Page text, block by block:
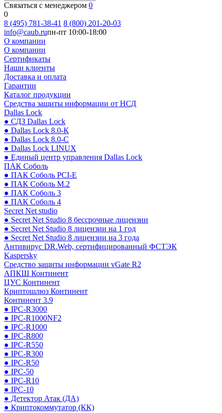
Связаться с менеджером 0
0
8 (495) 781-38-41 8 (800) 201-20-03
info@caub.ruпн-пт 10:00-18:00
О компании
О компании
Сертификаты
Наши клиенты
Доставка и оплата
Гарантии
Каталог продукции
Средства защиты информации от НСД
Dallas Lock
● СДЗ Dallas Lock
● Dallas Lock 8.0-К
● Dallas Lock 8.0-С
● Dallas Lock LINUX
● Единый центр управления Dallas Lock
ПАК Соболь
● ПАК Соболь PCI-E
● ПАК Соболь М.2
● ПАК Соболь 3
● ПАК Соболь 4
Secret Net studio
● Secret Net Studio 8 бессрочные лицензии
● Secret Net Studio 8 лицензии на 1 год
● Secret Net Studio 8 лицензии на 3 года
Антивирус DR.Web, сертифицированный ФСТЭК
Kaspersky
Средство защиты информации vGate R2
АПКШ Континент
ЦУС Континент
Криптошлюз Континент
Континент 3.9
● IPC-R3000
● IPC-R1000NF2
● IPC-R1000
● IPC-R800
● IPC-R550
● IPC-R300
● IPC-R50
● IPC-50
● IPC-R10
● IPC-10
● Детектор Атак (ДА)
● Криптокоммутатор (КК)